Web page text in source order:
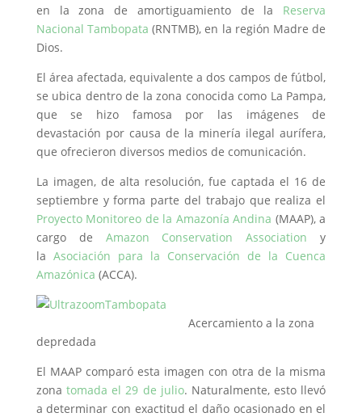
en la zona de amortiguamiento de la Reserva
Nacional Tambopata (RNTMB), en la región Madre de
Dios.
El área afectada, equivalente a dos campos de fútbol,
se ubica dentro de la zona conocida como La Pampa,
que se hizo famosa por las imágenes de
devastación por causa de la minería ilegal aurífera,
que ofrecieron diversos medios de comunicación.
La imagen, de alta resolución, fue captada el 16 de
septiembre y forma parte del trabajo que realiza el
Proyecto Monitoreo de la Amazonía Andina (MAAP), a
cargo de Amazon Conservation Association y
la Asociación para la Conservación de la Cuenca
Amazónica (ACCA).
Acercamiento a la zona
depredada
El MAAP comparó esta imagen con otra de la misma
zona tomada el 29 de julio. Naturalmente, esto llevó
a determinar con exactitud el daño ocasionado en el